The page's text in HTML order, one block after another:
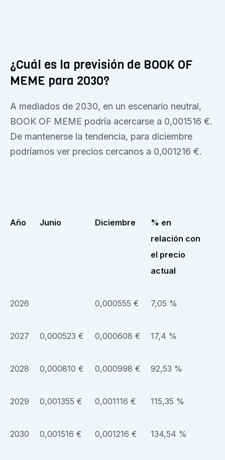
¿Cuál es la previsión de BOOK OF
MEME para 2030?
A mediados de 2030, en un escenario neutral,
BOOK OF MEME podría acercarse a 0,001516 €.
De mantenerse la tendencia, para diciembre
podríamos ver precios cercanos a 0,001216 €.
Año Junio Diciembre
% en
relación con
el precio
actual
2026 0,000555 € 7,05 %
2027 0,000523 € 0,000608 € 17,4 %
2028 0,000810 € 0,000998 € 92,53 %
2029 0,001355 € 0,001116 € 115,35 %
2030 0,001516 € 0,001216 € 134,54 %